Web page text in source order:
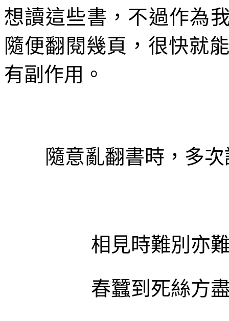
想讀這些書，不過作為
隨便翻閱幾頁，很快就
有副作用。
隨意亂翻書時，多
相見時難別亦
春蠶到死絲方